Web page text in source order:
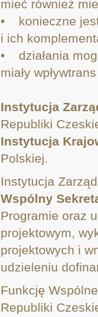
mieć również
• konieczne jest
i ich
• działania
miały
Instytucja
Republiki
Instytucja
Polskiej.
Instytucja
Wspólny
Programie oraz
projektowym,
projektowych i
udzieleniu
Funkcję
Republiki